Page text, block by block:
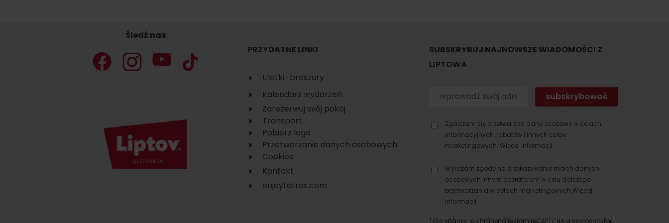
podwózki?
Ski&AquaBus
Transport autobusowy
Transport kolejowy
No data found for this source. No data found for this source.
Śledź nas
PRZYDATNE LINKI
Ulotki i broszury
Kalendarz wydarzeń
Zarezerwuj svój pokój
Transport
Pobierz logo
Przetwarzanie danych osobowych
Cookies
Kontakt
enjoytatras.com
SUBSKRYBUJ NAJNOWSZE WIADOMOŚCI Z
LIPTOWA
Zgadzam się przetwarzać dane osobowe w celach
informacyjnych, rabatów i innych celów
marketingowych. Więcej informacji.
Wyrażam zgodę na przekazywanie moich danych
osobowych innym operatorom w celu dalszego
przetwarzania w celach marketingowych.Więcej
informacji.
Táto stránka je chránená testom reCAPTCHA a spoločnosťou